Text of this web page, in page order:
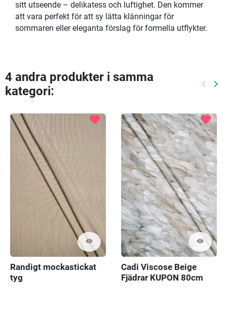
sitt utseende – delikatess och luftighet. Den kommer
att vara perfekt för att sy lätta klänningar för
sommaren eller eleganta förslag för formella utflykter.
4 andra produkter i samma
kategori:
keyboard_arrow_left keyboard_arrow_right
visibility
favorite
Randigt mockastickat
tyg
visibility
favorite
Cadi Viscose Beige
Fjädrar KUPON 80cm